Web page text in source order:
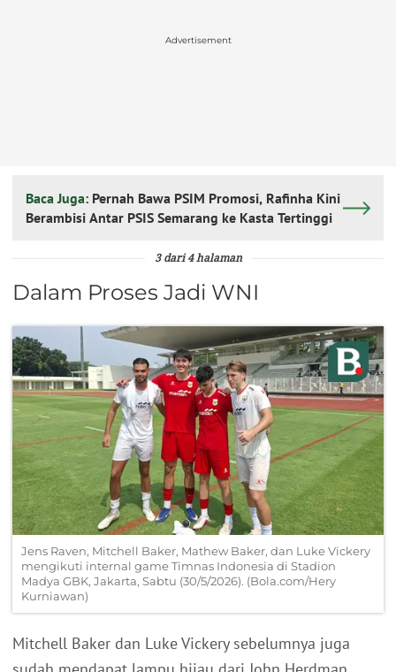
Advertisement
Baca Juga: Pernah Bawa PSIM Promosi, Rafinha Kini
Berambisi Antar PSIS Semarang ke Kasta Tertinggi
3 dari 4 halaman
Dalam Proses Jadi WNI
Jens Raven, Mitchell Baker, Mathew Baker, dan Luke Vickery
mengikuti internal game Timnas Indonesia di Stadion
Madya GBK, Jakarta, Sabtu (30/5/2026). (Bola.com/Hery
Kurniawan)
Mitchell Baker dan Luke Vickery sebelumnya juga